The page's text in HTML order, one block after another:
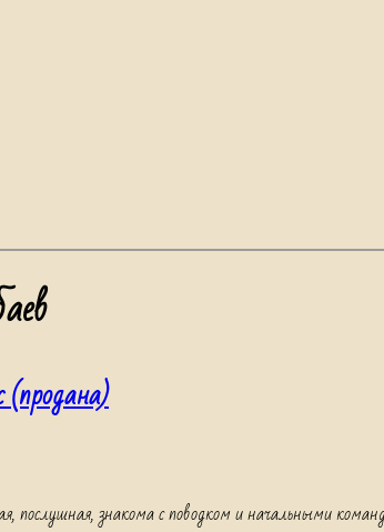
послушная, знакома с поводком и начальными